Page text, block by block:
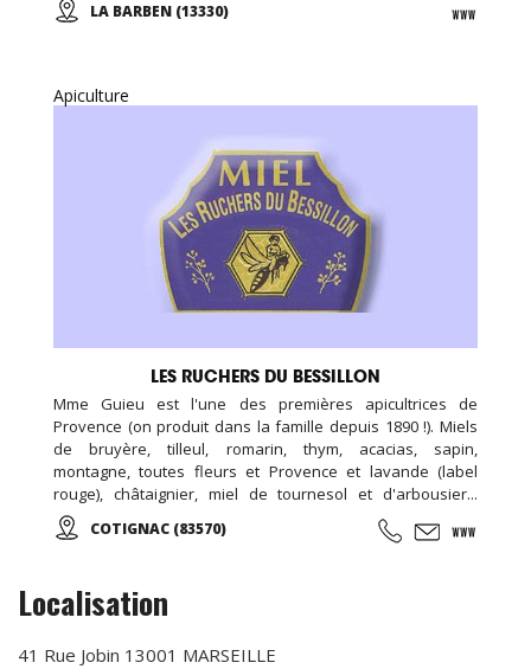
journée ou en soirée, vivez l'aventure au Rocher Mistral !
LA BARBEN (13330)
Apiculture
LES RUCHERS DU BESSILLON
Mme Guieu est l'une des premières apicultrices de
Provence (on produit dans la famille depuis 1890 !). Miels
de bruyère, tilleul, romarin, thym, acacias, sapin,
montagne, toutes fleurs et Provence et lavande (label
rouge), châtaignier, miel de tournesol et d'arbousier...
Gelée royale, essence de lavandin. Délicieux nougat et
pain d'épices, confiture de figues vertes... Ouvert toute
COTIGNAC (83570)
Localisation
41 Rue Jobin 13001 MARSEILLE